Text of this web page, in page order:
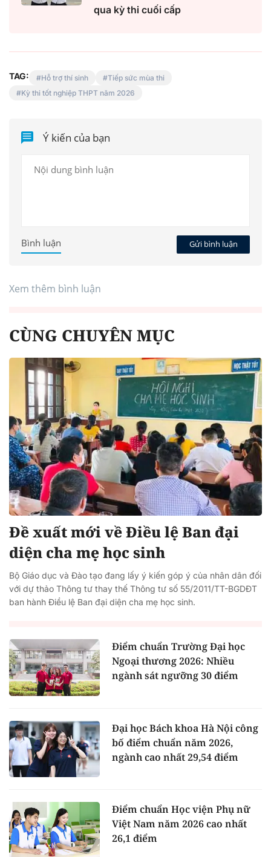
qua kỳ thi cuối cấp
TAG: Hỗ trợ thí sinh
Tiếp sức mùa thi
Kỳ thi tốt nghiệp THPT năm 2026
Ý kiến của bạn
Gửi bình luận
Bình luận
Xem thêm bình luận
CÙNG CHUYÊN MỤC
Đề xuất mới về Điều lệ Ban đại
diện cha mẹ học sinh
Bộ Giáo dục và Đào tạo đang lấy ý kiến góp ý của nhân dân đối
với dự thảo Thông tư thay thế Thông tư số 55/2011/TT-BGDĐT
ban hành Điều lệ Ban đại diện cha mẹ học sinh.
Điểm chuẩn Trường Đại học
Ngoại thương 2026: Nhiều
ngành sát ngưỡng 30 điểm
Đại học Bách khoa Hà Nội công
bố điểm chuẩn năm 2026,
ngành cao nhất 29,54 điểm
Điểm chuẩn Học viện Phụ nữ
Việt Nam năm 2026 cao nhất
26,1 điểm